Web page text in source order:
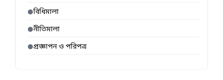
বিধিমালা
নীতিমালা
প্রজ্ঞাপন ও পরিপত্র